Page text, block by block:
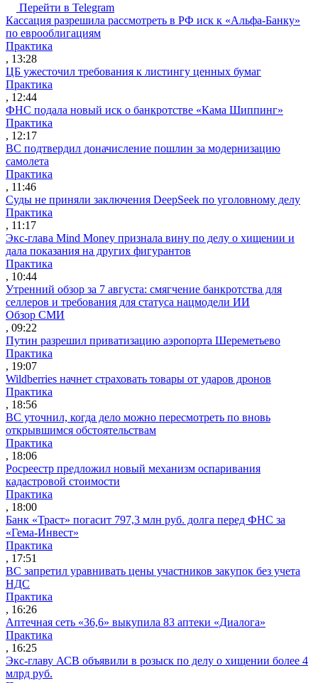
Перейти в Telegram
Кассация разрешила рассмотреть в РФ иск к «Альфа-Банку»
по еврооблигациям
Практика
, 13:28
ЦБ ужесточил требования к листингу ценных бумаг
Практика
, 12:44
ФНС подала новый иск о банкротстве «Кама Шиппинг»
Практика
, 12:17
ВС подтвердил доначисление пошлин за модернизацию
самолета
Практика
, 11:46
Суды не приняли заключения DeepSeek по уголовному делу
Практика
, 11:17
Экс-глава Mind Money признала вину по делу о хищении и
дала показания на других фигурантов
Практика
, 10:44
Утренний обзор за 7 августа: смягчение банкротства для
селлеров и требования для статуса нацмодели ИИ
Обзор СМИ
, 09:22
Путин разрешил приватизацию аэропорта Шереметьево
Практика
, 19:07
Wildberries начнет страховать товары от ударов дронов
Практика
, 18:56
ВС уточнил, когда дело можно пересмотреть по вновь
открывшимся обстоятельствам
Практика
, 18:06
Росреестр предложил новый механизм оспаривания
кадастровой стоимости
Практика
, 18:00
Банк «Траст» погасит 797,3 млн руб. долга перед ФНС за
«Гема-Инвест»
Практика
, 17:51
ВС запретил уравнивать цены участников закупок без учета
НДС
Практика
, 16:26
Аптечная сеть «36,6» выкупила 83 аптеки «Диалога»
Практика
, 16:25
Экс-главу АСВ объявили в розыск по делу о хищении более 4
млрд руб.